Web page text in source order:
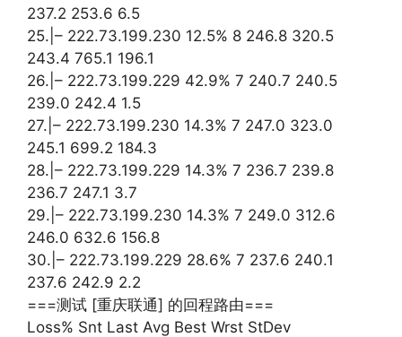
237.2 253.6 6.5
25.|– 222.73.199.230 12.5% 8 246.8 320.5
243.4 765.1 196.1
26.|– 222.73.199.229 42.9% 7 240.7 240.5
239.0 242.4 1.5
27.|– 222.73.199.230 14.3% 7 247.0 323.0
245.1 699.2 184.3
28.|– 222.73.199.229 14.3% 7 236.7 239.8
236.7 247.1 3.7
29.|– 222.73.199.230 14.3% 7 249.0 312.6
246.0 632.6 156.8
30.|– 222.73.199.229 28.6% 7 237.6 240.1
237.6 242.9 2.2
===测试 [重庆联通] 的回程路由===
Loss% Snt Last Avg Best Wrst StDev